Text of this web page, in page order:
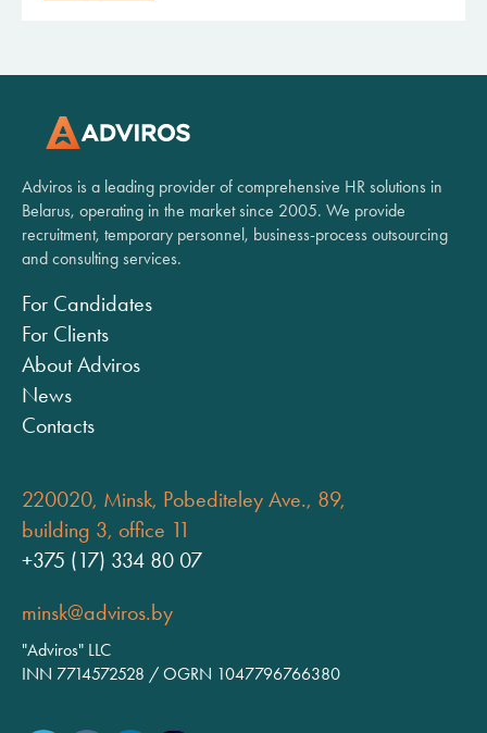
Adviros is a leading provider of comprehensive HR solutions in
Belarus, operating in the market since 2005. We provide
recruitment, temporary personnel, business-process outsourcing
and consulting services.
For Candidates
For Clients
About Adviros
News
Contacts
220020, Minsk, Pobediteley Ave., 89,
building 3, office 11
+375 (17) 334 80 07
minsk@adviros.by
"Adviros" LLC
INN 7714572528 / OGRN 1047796766380